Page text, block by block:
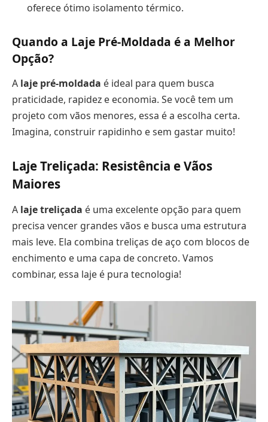
oferece ótimo isolamento térmico.
Quando a Laje Pré-Moldada é a Melhor
Opção?
A laje pré-moldada é ideal para quem busca
praticidade, rapidez e economia. Se você tem um
projeto com vãos menores, essa é a escolha certa.
Imagina, construir rapidinho e sem gastar muito!
Laje Treliçada: Resistência e Vãos
Maiores
A laje treliçada é uma excelente opção para quem
precisa vencer grandes vãos e busca uma estrutura
mais leve. Ela combina treliças de aço com blocos de
enchimento e uma capa de concreto. Vamos
combinar, essa laje é pura tecnologia!